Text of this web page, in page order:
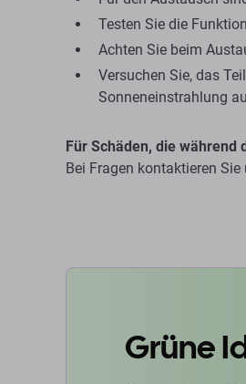
Testen Sie die
Achten Sie beim
Versuchen Sie, das
Sonneneinstrahlung
Für Schäden, die während
Bei Fragen kontaktieren Sie
Grüne